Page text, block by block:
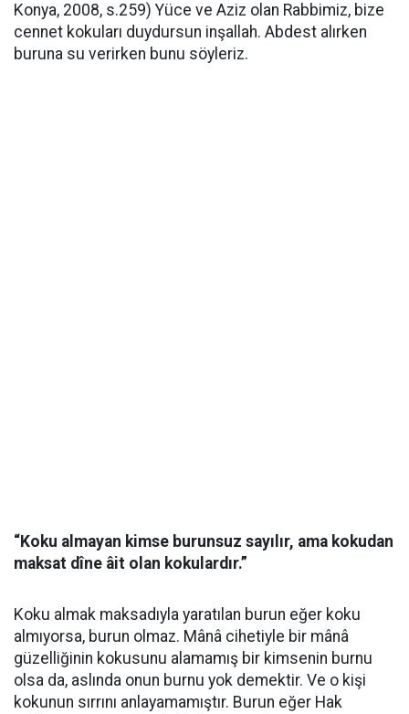
Konya, 2008, s.259) Yüce ve Aziz olan Rabbimiz, bize
cennet kokuları duydursun inşallah. Abdest alırken
buruna su verirken bunu söyleriz.
“Koku almayan kimse burunsuz sayılır, ama kokudan
maksat dîne âit olan kokulardır.”
Koku almak maksadıyla yaratılan burun eğer koku
almıyorsa, burun olmaz. Mânâ cihetiyle bir mânâ
güzelliğinin kokusunu alamamış bir kimsenin burnu
olsa da, aslında onun burnu yok demektir. Ve o kişi
kokunun sırrını anlayamamıştır. Burun eğer Hak